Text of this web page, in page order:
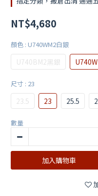
NT$4,680
顏色 : U740WM2白銀
U740BM2黑銀
尺寸 : 23
23.5 23 25.5
數量
加入購物車